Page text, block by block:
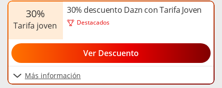
Destacados
30%
tarifa joven
30% descuento Dazn con Tarifa Joven
Más información
Ver Descuento